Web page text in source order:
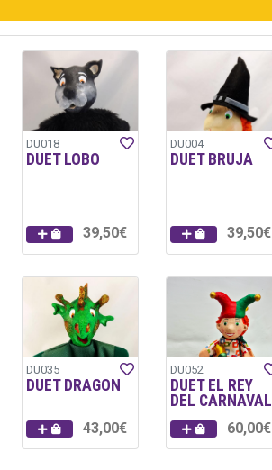
DU018
DUET LOBO
39,50€
DU004
DUET BRUJA
39,50€
DU035
DUET DRAGON
43,00€
DU052
DUET EL REY
DEL CARNAVAL
60,00€